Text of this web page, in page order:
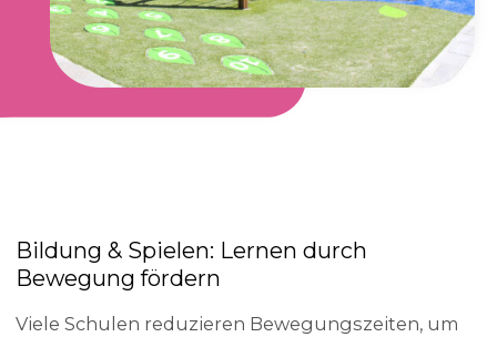
Bildung & Spielen: Lernen durch
Bewegung fördern
Viele Schulen reduzieren Bewegungszeiten, um